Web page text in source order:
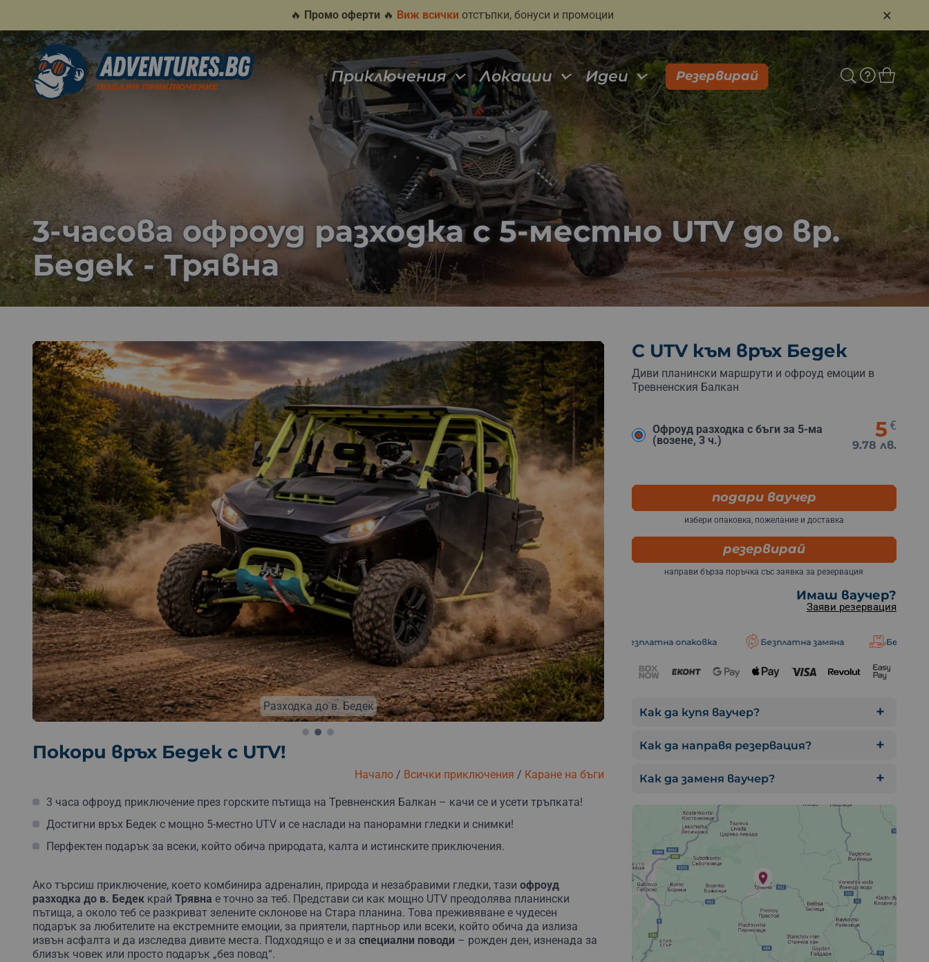
🔥 Промо оферти 🔥 Виж всички отстъпки, бонуси и промоции ×
Приключения Локации Идеи Резервирай
3-часова офроуд разходка с 5-местно UTV до вр.
Бедек - Трявна
Разходка до в. Бедек Офроуд
Покори връх Бедек с UTV!
Начало/ Всички приключения / Каране на бъги
3 часа офроуд приключение през горските пътища на Тревненския Балкан – качи се и усети тръпката!
Достигни връх Бедек с мощно 5-местно UTV и се наслади на панорамни гледки и снимки!
Перфектен подарък за всеки, който обича природата, калта и истинските приключения.
Ако търсиш приключение, което комбинира адреналин, природа и незабравими гледки, тази офроуд
разходка до в. Бедек край Трявна е точно за теб. Представи си как мощно UTV преодолява планински
пътища, а около теб се разкриват зелените склонове на Стара планина. Това преживяване е чудесен
подарък за любителите на екстремните емоции, за приятели, партньор или всеки, който обича да излиза
извън асфалта и да изследва дивите места. Подходящо е и за специални поводи – рожден ден, изненада за
близък човек или просто подарък „без повод“.
С UTV към връх Бедек
Диви планински маршрути и офроуд емоции в
Тревненския Балкан
Офроуд разходка с бъги за 5-ма
(возене, 3 ч.)
5 €
9.78 лв.
подари ваучер
избери опаковка, пожелание и доставка
резервирай
направи бърза поръчка със заявка за резервация
Имаш ваучер?
Заяви резервация
Безплатна замяна Безплатна доставка Безплатна опаковка Безплатна замяна Безплатна доставка
Как да купя ваучер?
Как да направя резервация?
Как да заменя ваучер?